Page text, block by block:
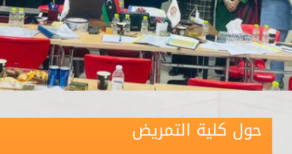
حول كلية التمريض